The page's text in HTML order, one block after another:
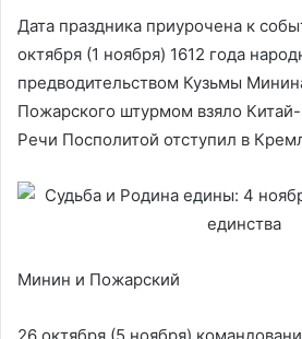
Дата праздника приурочена к
октября (1 ноября) 1612 года
предводительством Кузьмы
Пожарского штурмом взяло Китай-
Речи Посполитой отступил в
Минин и Пожарский